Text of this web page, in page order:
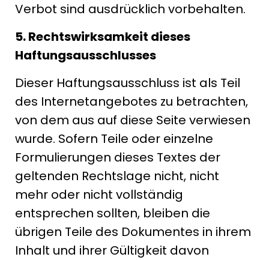
Verbot sind ausdrücklich vorbehalten.
5. Rechtswirksamkeit dieses
Haftungsausschlusses
Dieser Haftungsausschluss ist als Teil
des Internetangebotes zu betrachten,
von dem aus auf diese Seite verwiesen
wurde. Sofern Teile oder einzelne
Formulierungen dieses Textes der
geltenden Rechtslage nicht, nicht
mehr oder nicht vollständig
entsprechen sollten, bleiben die
übrigen Teile des Dokumentes in ihrem
Inhalt und ihrer Gültigkeit davon